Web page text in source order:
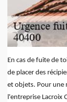
En cas de fuite de
de placer des
et objets. Pour une
l'entreprise Lacroix